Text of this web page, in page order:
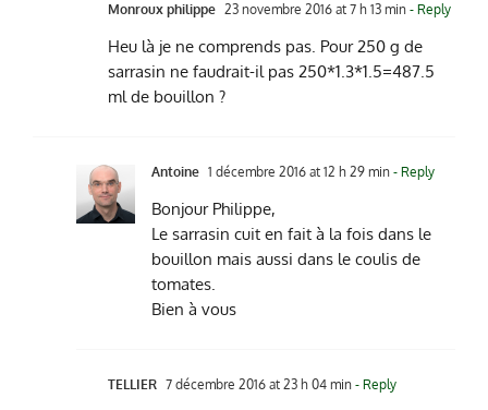
Monroux philippe 23 novembre 2016 at 7 h 13 min - Reply
Heu là je ne comprends pas. Pour 250 g de
sarrasin ne faudrait-il pas 250*1.3*1.5=487.5
ml de bouillon ?
Antoine 1 décembre 2016 at 12 h 29 min - Reply
Bonjour Philippe,
Le sarrasin cuit en fait à la fois dans le
bouillon mais aussi dans le coulis de
tomates.
Bien à vous
TELLIER 7 décembre 2016 at 23 h 04 min - Reply